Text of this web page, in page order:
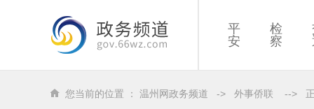
平
安
检
察
您当前的位置 ： 温州网政务频道 -> 外事侨联 -->